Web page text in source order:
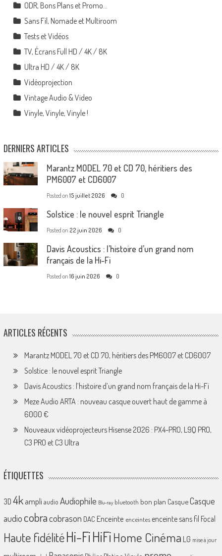
ODR, Bons Plans et Promo…
Sans Fil, Nomade et Multiroom
Tests et Vidéos
TV, Écrans Full HD / 4K / 8K
Ultra HD / 4K / 8K
Vidéoprojection
Vintage Audio & Video
Vinyle, Vinyle, Vinyle !
DERNIERS ARTICLES
Marantz MODEL 70 et CD 70, héritiers des
PM6007 et CD6007
Posted on 15 juillet 2026 0
Solstice : le nouvel esprit Triangle
Posted on 22 juin 2026 0
Davis Acoustics : l’histoire d’un grand nom
français de la Hi-Fi
Posted on 16 juin 2026 0
ARTICLES RÉCENTS
Marantz MODEL 70 et CD 70, héritiers des PM6007 et CD6007
Solstice : le nouvel esprit Triangle
Davis Acoustics : l’histoire d’un grand nom français de la Hi-Fi
Meze Audio ARTA : nouveau casque ouvert haut de gamme à
6000 €
Nouveaux vidéoprojecteurs Hisense 2026 : PX4-PRO, L9Q PRO,
C3 PRO et C3 Ultra
ÉTIQUETTES
3D 4k ampliaudio Audiophile Blu-ray bluetooth bon plan CasqueCasque
audio cobracobrason DAC Enceinte enceintes enceinte sans fil Focal
Haute fidélitéHi-FiHiFiHome Cinéma LG mise à jour